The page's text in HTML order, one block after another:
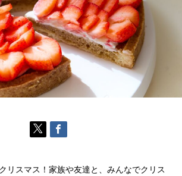
リスマス！家族や友達と、みんなでクリス